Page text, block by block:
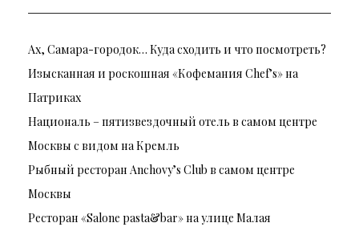
Ах, Самара-городок… Куда сходить и что посмотреть?
Изысканная и роскошная «Кофемания Chef’s» на
Патриках
Националь – пятизвездочный отель в самом центре
Москвы с видом на Кремль
Рыбный ресторан Anchovy’s Club в самом центре
Москвы
Ресторан «Salone pasta&bar» на улице Малая